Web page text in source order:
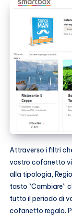
Attraverso i filtri
vostro cofanetto vi
alla tipologia,
tasto “Cambiare”
tutto il periodo di
cofanetto regalo.